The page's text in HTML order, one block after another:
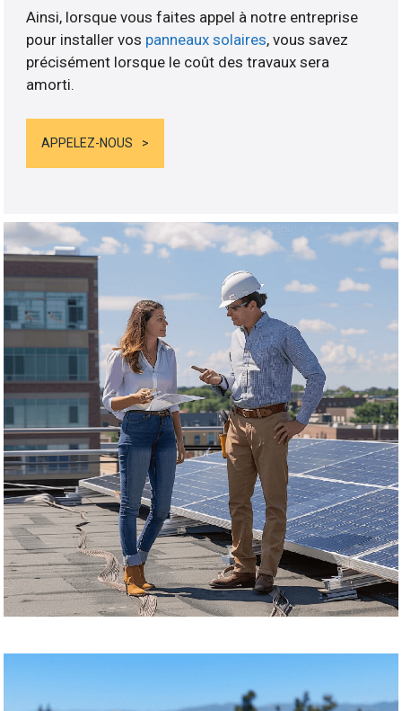
Ainsi, lorsque vous faites appel à notre entreprise
pour installer vos panneaux solaires, vous savez
précisément lorsque le coût des travaux sera
amorti.
APPELEZ-NOUS